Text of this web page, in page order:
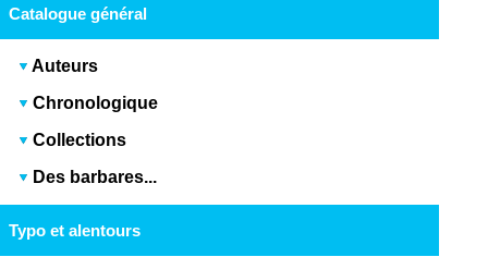
Catalogue général
Auteurs
Chronologique
Collections
Des barbares...
Typo et alentours